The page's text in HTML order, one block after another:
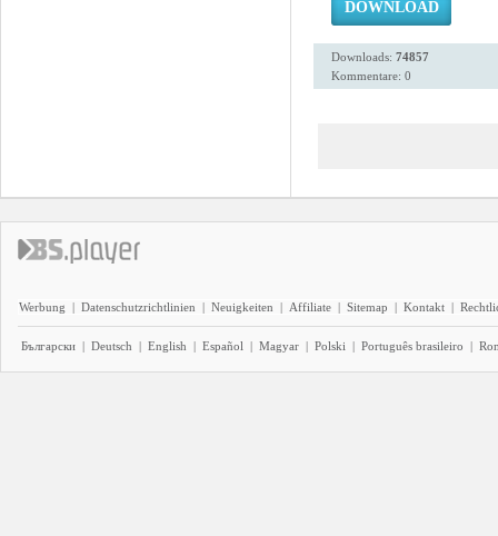
DOWNLOAD
Downloads: 74857
Kommentare: 0
Werbung | Datenschutzrichtlinien | Neuigkeiten | Affiliate | Sitemap | Kontakt |
Български | Deutsch | English | Español | Magyar | Polski | Português brasileiro |